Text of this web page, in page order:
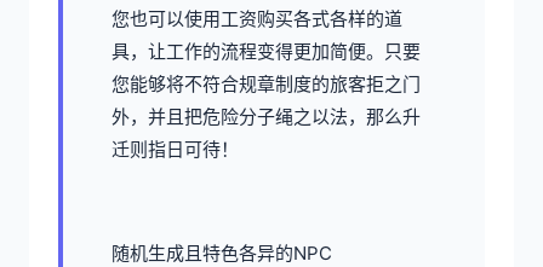
您也可以使用工资购买各式各样的道
具，让工作的流程变得更加简便。只要
您能够将不符合规章制度的旅客拒之门
外，并且把危险分子绳之以法，那么升
迁则指日可待！
随机生成且特色各异的NPC